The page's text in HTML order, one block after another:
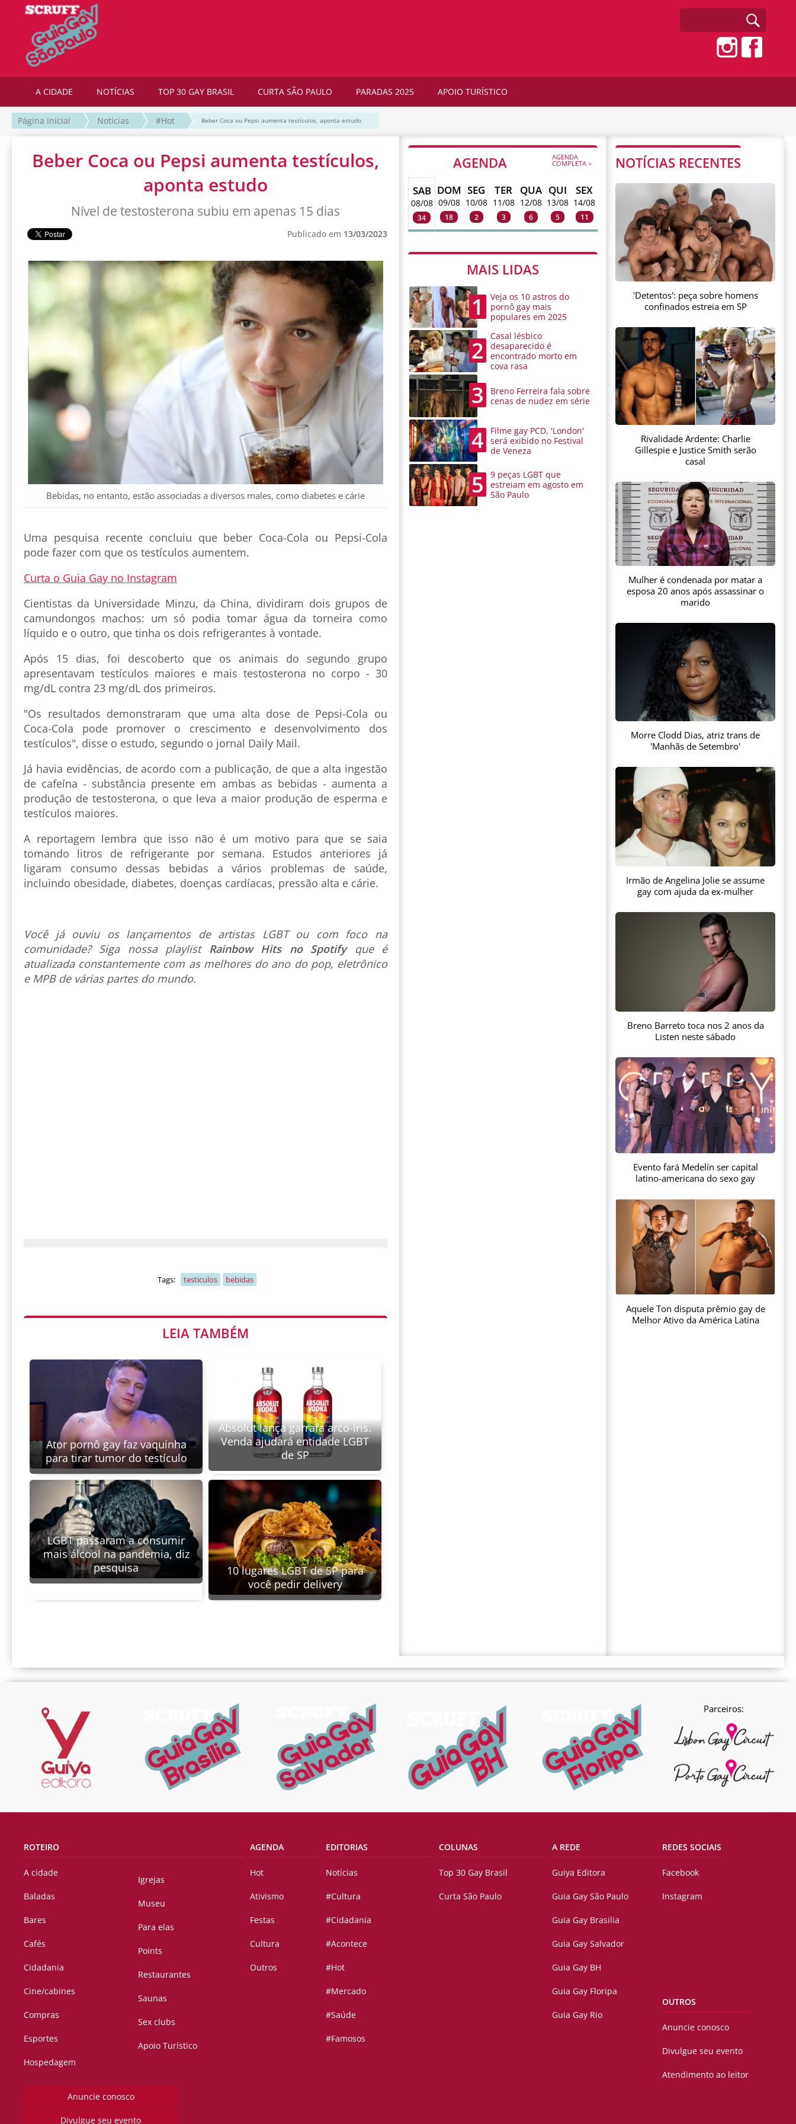
A CIDADE NOTÍCIAS TOP 30 GAY BRASIL CURTA SÃO PAULO PARADAS 2025 APOIO TURÍSTICO
Página Inicial Notícias #Hot Beber Coca ou Pepsi aumenta testículos, aponta estudo
Beber Coca ou Pepsi aumenta testículos,
aponta estudo
Nível de testosterona subiu em apenas 15 dias
Publicado em 13/03/2023
Bebidas, no entanto, estão associadas a diversos males, como diabetes e cárie
Uma pesquisa recente concluiu que beber Coca-Cola ou Pepsi-Cola
pode fazer com que os testículos aumentem.
Curta o Guia Gay no Instagram
Cientistas da Universidade Minzu, da China, dividiram dois grupos de
camundongos machos: um só podia tomar água da torneira como
líquido e o outro, que tinha os dois refrigerantes à vontade.
Após 15 dias, foi descoberto que os animais do segundo grupo
apresentavam testículos maiores e mais testosterona no corpo - 30
mg/dL contra 23 mg/dL dos primeiros.
"Os resultados demonstraram que uma alta dose de Pepsi-Cola ou
Coca-Cola pode promover o crescimento e desenvolvimento dos
testículos", disse o estudo, segundo o jornal Daily Mail.
Já havia evidências, de acordo com a publicação, de que a alta ingestão
de cafeína - substância presente em ambas as bebidas - aumenta a
produção de testosterona, o que leva a maior produção de esperma e
testículos maiores.
A reportagem lembra que isso não é um motivo para que se saia
tomando litros de refrigerante por semana. Estudos anteriores já
ligaram consumo dessas bebidas a vários problemas de saúde,
incluindo obesidade, diabetes, doenças cardíacas, pressão alta e cárie.
Você já ouviu os lançamentos de artistas LGBT ou com foco na
comunidade? Siga nossa playlist Rainbow Hits no Spotify que é
atualizada constantemente com as melhores do ano do pop, eletrônico
e MPB de várias partes do mundo.
Tags: testiculos bebidas
LEIA TAMBÉM
Ator pornô gay faz vaquinha
para tirar tumor do testículo
Absolut lança garrafa arco-íris.
Venda ajudará entidade LGBT
de SP
LGBT passaram a consumir
mais álcool na pandemia, diz
pesquisa
10 lugares LGBT de SP para
você pedir delivery
AGENDA AGENDA
COMPLETA >
SAB
08/08
34
DOM
09/08
18
SEG
10/08
2
TER
11/08
3
QUA
12/08
6
QUI
13/08
5
SEX
14/08
11
MAIS LIDAS
1
Veja os 10 astros do
pornô gay mais
populares em 2025
2
Casal lésbico
desaparecido é
encontrado morto em
cova rasa
3
Breno Ferreira fala sobre
cenas de nudez em série
4
Filme gay PCD, 'London'
será exibido no Festival
de Veneza
5
9 peças LGBT que
estreiam em agosto em
São Paulo
NOTÍCIAS RECENTES
'Detentos': peça sobre homens
confinados estreia em SP
Rivalidade Ardente: Charlie
Gillespie e Justice Smith serão
casal
Mulher é condenada por matar a
esposa 20 anos após assassinar o
marido
Morre Clodd Dias, atriz trans de
'Manhãs de Setembro'
Irmão de Angelina Jolie se assume
gay com ajuda da ex-mulher
Breno Barreto toca nos 2 anos da
Listen neste sábado
Evento fará Medelín ser capital
latino-americana do sexo gay
Aquele Ton disputa prêmio gay de
Melhor Ativo da América Latina
Parceiros:
ROTEIRO
A cidade
Baladas
Bares
Cafés
Cidadania
Cine/cabines
Compras
Esportes
Hospedagem
Igrejas
Museu
Para elas
Points
Restaurantes
Saunas
Sex clubs
Apoio Turístico
Anuncie conosco
Divulgue seu evento
AGENDA
Hot
Ativismo
Festas
Cultura
Outros
EDITORIAS
Notícias
#Cultura
#Cidadania
#Acontece
#Hot
#Mercado
#Saúde
#Famosos
COLUNAS
Top 30 Gay Brasil
Curta São Paulo
A REDE
Guiya Editora
Guia Gay São Paulo
Guia Gay Brasilia
Guia Gay Salvador
Guia Gay BH
Guia Gay Floripa
Guia Gay Rio
REDES SOCIAIS
Facebook
Instagram
OUTROS
Anuncie conosco
Divulgue seu evento
Atendimento ao leitor